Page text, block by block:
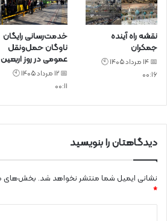
نقشه راه آینده
جمکران
📅 14 مرداد 1405 🕙
00:16
خدمت‌رسانی رایگان
ناوگان حمل‌ونقل
عمومی در روز اربعین
📅 12 مرداد 1405 🕙
00:11
دیدگاهتان را بنویسید
نشانی ایمیل شما منتشر نخواهد شد. بخش‌های
*